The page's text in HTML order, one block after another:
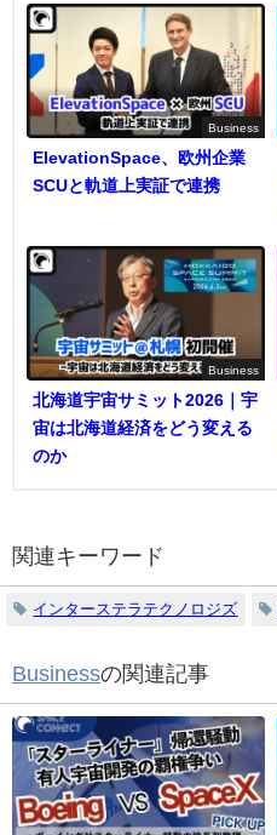
Business
ElevationSpace、欧州企業
SCUと軌道上実証で連携
Business
北海道宇宙サミット2026｜宇
宙は北海道経済をどう変える
のか
関連キーワード
インターステラテクノロジズ
Businessの関連記事